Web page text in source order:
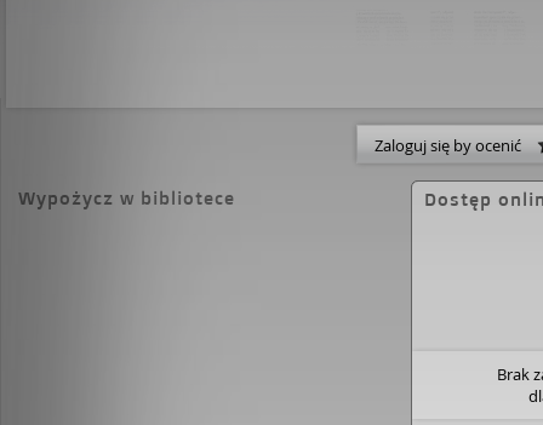
Zaloguj się by ocenić
Wypożycz w bibliotece Dostęp
Brak